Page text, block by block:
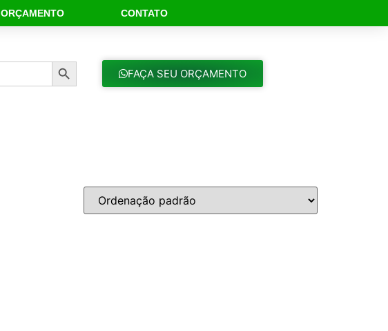
ORÇAMENTO CONTATO
Search Button
FAÇA SEU ORÇAMENTO